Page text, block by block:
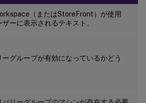
（またはStoreFront）が使用
ザーに表示されるテキスト。
ーグループが有効になっているかどう